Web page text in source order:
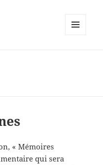
« Mémoires
qui sera